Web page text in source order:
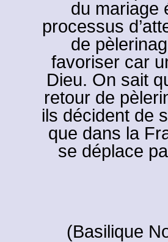
du mariage
processus
de
favoriser car
Dieu. On sait
retour de
ils décident de
que dans la
se déplace
(Basilique